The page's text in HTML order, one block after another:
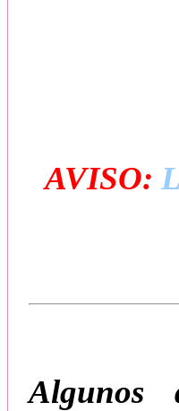
AVISO:
Algunos